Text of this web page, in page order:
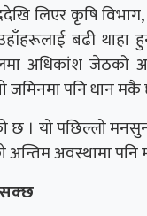
लिएर कृषि
बढी थाहा
अधिकांश जेठको
जमिनमा पनि धान
। यो पछिल्लो
अवस्थामा